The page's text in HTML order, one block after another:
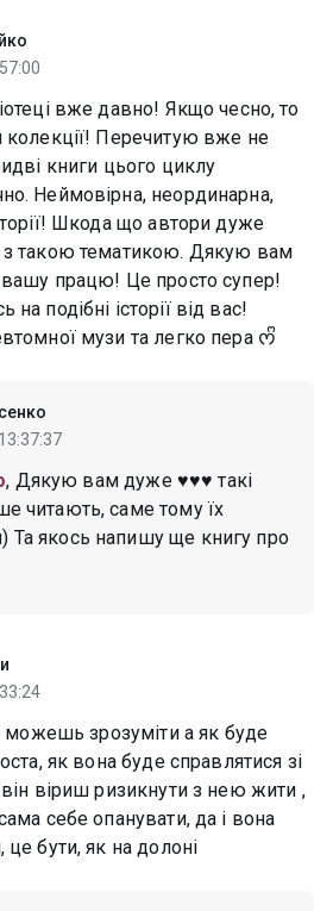
вже давно! Якщо чесно, то
колекції! Перечитую вже не
книги цього циклу
Неймовірна, неординарна,
Шкода що автори дуже
з такою тематикою. Дякую вам
вашу працю! Це просто супер!
подібні історії від вас!
музи та легко пера ᰔᩚ
, Дякую вам дуже ♥️♥️♥️ такі
читають, саме тому їх
Та якось напишу ще книгу про
можешь зрозуміти а як буде
як вона буде справлятися зі
віриш ризикнути з нею жити ,
себе опанувати, да і вона
бути, як на долоні